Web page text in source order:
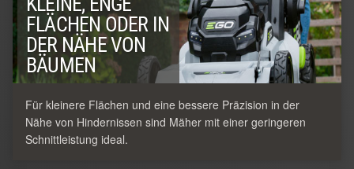
FLÄCHEN ODER IN
DER NÄHE VON
BÄUMEN
Für kleinere Flächen und eine bessere Präzision in der
Nähe von Hindernissen sind Mäher mit einer geringeren
Schnittleistung ideal.